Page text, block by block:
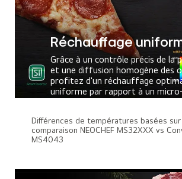
Réchauffage
Grâce à un contrôle précis de la
et une diffusion homogène des
profitez d'un réchauffage
uniforme par rapport à un
conventionnel.
Voir le film complet
Différences de températures basées sur
comparaison NEOCHEF MS32XXX vs
MS4043